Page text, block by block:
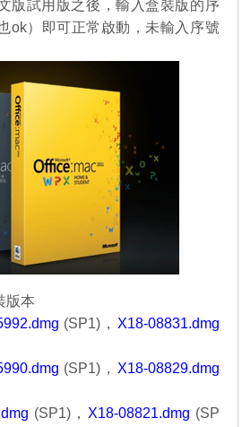
版試用版之後，輸入盒裝版的序
ok）即可正常啟動，未輸入序號
版本
(SP1)， X18-08831.dmg
(SP1)， X18-08829.dmg
(SP1)， X18-08821.dmg (SP